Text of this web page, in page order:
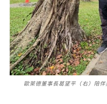
歐萊德董事長葛望平（右）陪